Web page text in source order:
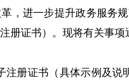
，进一步提升政务服务
注册证书）。现将有关事项
注册证书 （具体示例及说